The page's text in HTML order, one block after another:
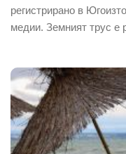
регистрирано в
медии. Земният трус е